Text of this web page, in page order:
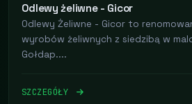
Odlewy żeliwne - Gicor
Odlewy Żeliwne - Gicor to
wyrobów żeliwnych z siedzibą w
Gołdap....
SZCZEGÓŁY